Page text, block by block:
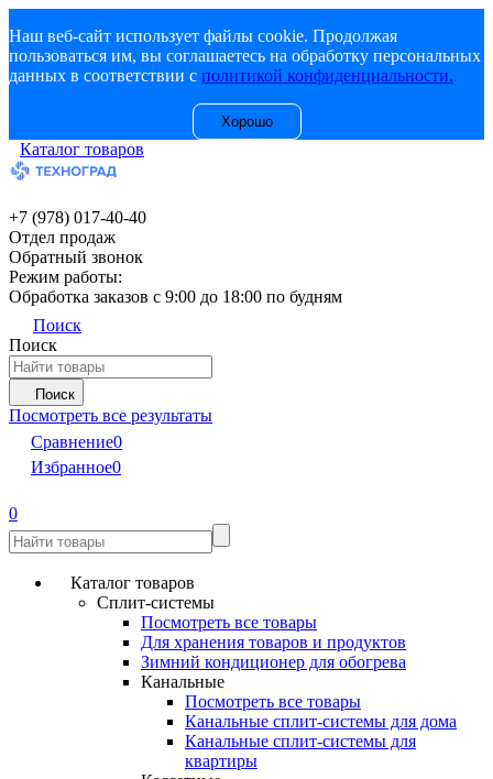
Наш веб-сайт использует файлы cookie. Продолжая
пользоваться им, вы соглашаетесь на обработку персональных
данных в соответствии с политикой конфиденциальности.
Хорошо
Каталог товаров
+7 (978) 017-40-40
Отдел продаж
Обратный звонок
Режим работы:
Обработка заказов с 9:00 до 18:00 по будням
Поиск
Поиск
Поиск
Посмотреть все результаты
Сравнение0
Избранное0
0
Каталог товаров
Сплит-системы
Посмотреть все товары
Для хранения товаров и продуктов
Зимний кондиционер для обогрева
Канальные
Посмотреть все товары
Канальные сплит-системы для дома
Канальные сплит-системы для
квартиры